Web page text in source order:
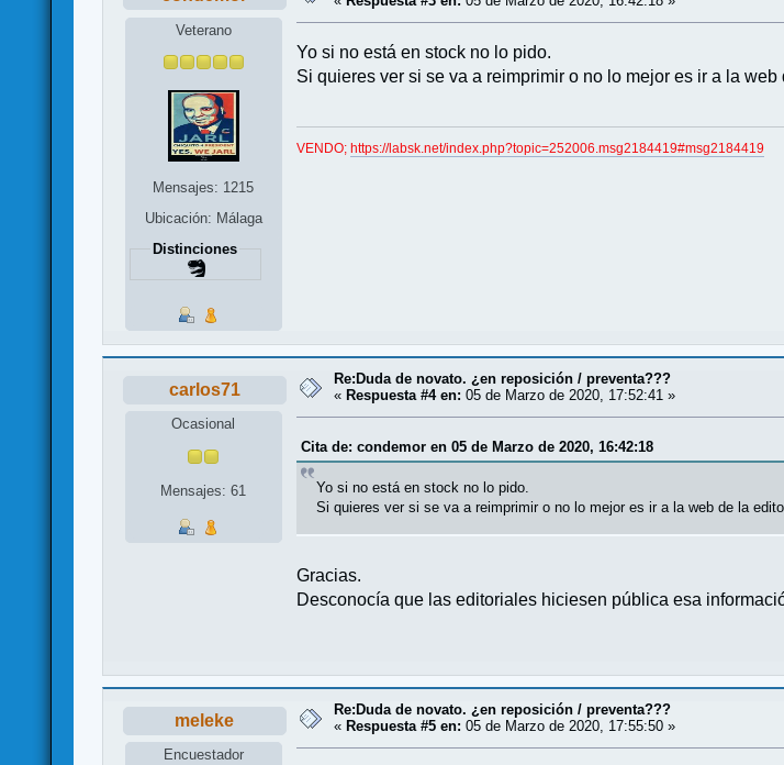
Veterano
Mensajes: 1215
Ubicación: Málaga
Distinciones
Yo si no está en stock no lo pido.
Si quieres ver si se va a reimprimir o no lo mejor es ir a la
VENDO; https://labsk.net/index.php?topic=252006.msg2184419#msg2184419
carlos71
Ocasional
Mensajes: 61
Re:Duda de novato. ¿en reposición / preventa???
« Respuesta #4 en: 05 de Marzo de 2020, 17:52:41 »
Cita de: condemor en 05 de Marzo de 2020, 16:42:18
Yo si no está en stock no lo pido.
Si quieres ver si se va a reimprimir o no lo mejor es ir a la web de la
Gracias.
Desconocía que las editoriales hiciesen pública esa
meleke
Encuestador
Re:Duda de novato. ¿en reposición / preventa???
« Respuesta #5 en: 05 de Marzo de 2020, 17:55:50 »